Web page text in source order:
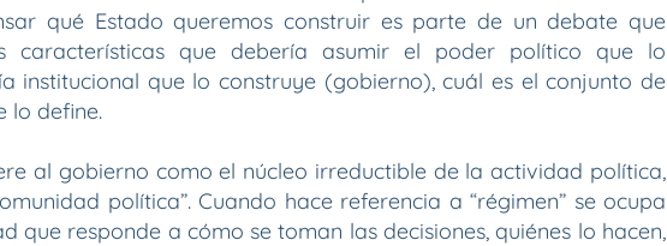
qué Estado queremos construir es parte de un debate que
características que debería asumir el poder político que lo
institucional que lo construye (gobierno), cuál es el conjunto de
lo define.
al gobierno como el núcleo irreductible de la actividad política,
política”. Cuando hace referencia a “régimen” se ocupa
que responde a cómo se toman las decisiones, quiénes lo hacen,